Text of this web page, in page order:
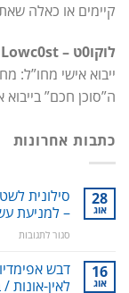
קיימים או כאלה
לוקו0ט – Lowc0st – קונים בחכמה באינטרנט!
ייבוא אישי מחו”ל:
ה”סוכן חכם”
כתבות אחרונות
28
אוג
סילונית
– למניעת
סגור לתגובותעל
16
אוג
דבש
לאין-אונות